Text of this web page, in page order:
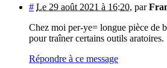
# Le 29 août 2021 à 16:20, par
Chez moi per-ye= longue pièce de
pour traîner certains outils aratoires.
Répondre à ce message